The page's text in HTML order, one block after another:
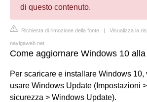
di questo contenuto.
Richiesta di rimozione della fonte | Visualizza la
navigaweb.net
Come aggiornare Windows 10
Per scaricare e installare Windows 10,
usare Windows Update (Impostazioni
sicurezza > Windows Update).